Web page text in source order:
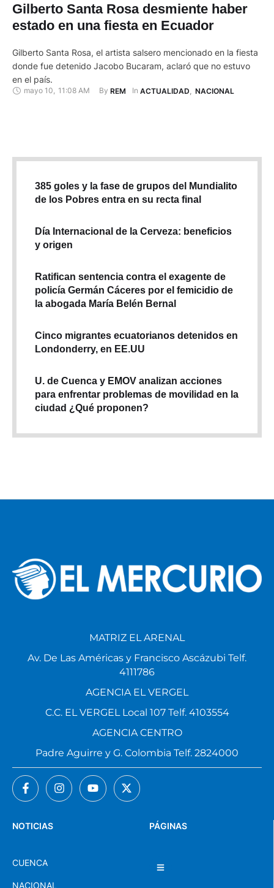
Gilberto Santa Rosa desmiente haber
estado en una fiesta en Ecuador
Gilberto Santa Rosa, el artista salsero mencionado en la fiesta
donde fue detenido Jacobo Bucaram, aclaró que no estuvo
en el país.
mayo 10, 11:08 AM By REM In ACTUALIDAD NACIONAL
385 goles y la fase de grupos del Mundialito
de los Pobres entra en su recta final
Día Internacional de la Cerveza: beneficios
y origen
Ratifican sentencia contra el exagente de
policía Germán Cáceres por el femicidio de
la abogada María Belén Bernal
Cinco migrantes ecuatorianos detenidos en
Londonderry, en EE.UU
U. de Cuenca y EMOV analizan acciones
para enfrentar problemas de movilidad en la
ciudad ¿Qué proponen?
PÁGINAS
NOTICIAS
CUENCA
NACIONAL
MATRIZ EL ARENAL
Av. De Las Américas y Francisco Ascázubi Telf.
4111786
AGENCIA EL VERGEL
C.C. EL VERGEL Local 107 Telf. 4103554
AGENCIA CENTRO
Padre Aguirre y G. Colombia Telf. 2824000